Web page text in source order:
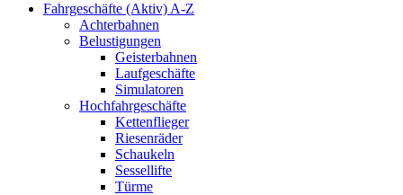
Fahrgeschäfte (Aktiv) A-Z
Achterbahnen
Belustigungen
Geisterbahnen
Laufgeschäfte
Simulatoren
Hochfahrgeschäfte
Kettenflieger
Riesenräder
Schaukeln
Sessellifte
Türme